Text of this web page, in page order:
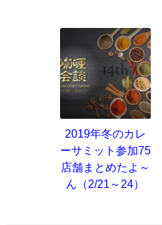
2019年冬のカレ
ーサミット参加75
店舗まとめたよ～
ん（2/21～24）